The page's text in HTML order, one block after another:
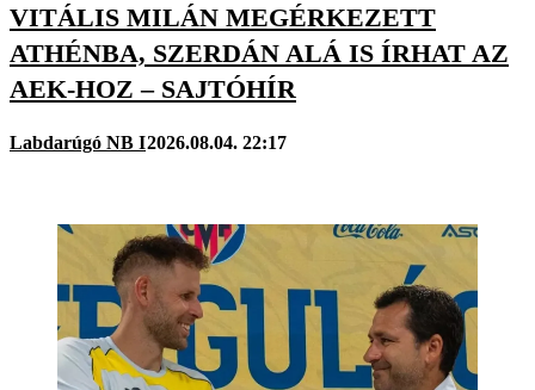
VITÁLIS MILÁN MEGÉRKEZETT
ATHÉNBA, SZERDÁN ALÁ IS ÍRHAT AZ
AEK-HOZ – SAJTÓHÍR
Labdarúgó NB I2026.08.04. 22:17